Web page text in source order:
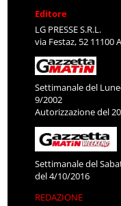
Editore
LG PRESSE S.R.L.
via Festaz, 52 11100
Settimanale del
9/2002
Autorizzazione del
Settimanale del
del 4/10/2016
REDAZIONE